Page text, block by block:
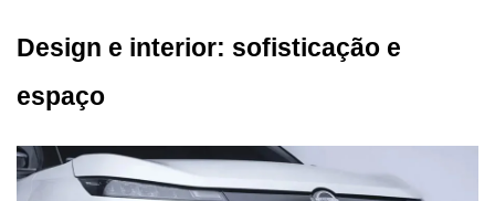
Design e interior: sofisticação e
espaço